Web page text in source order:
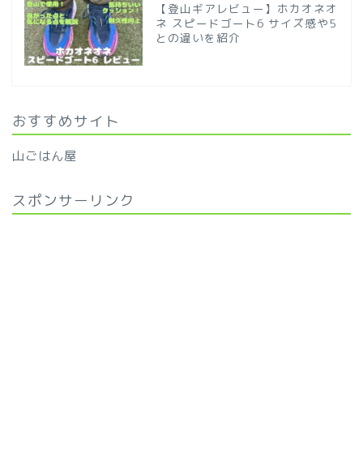
【登山ギアレビュー】ホカオネオ
ネ スピードゴート6 サイズ感や5
との違いを紹介
おすすめサイト
山ごはん屋
スポンサーリンク